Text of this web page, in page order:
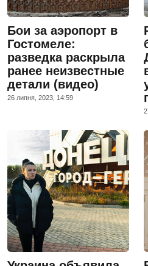
Бои за аэропорт в
Гостомеле:
разведка раскрыла
ранее неизвестные
детали (видео)
26 липня, 2023, 14:59